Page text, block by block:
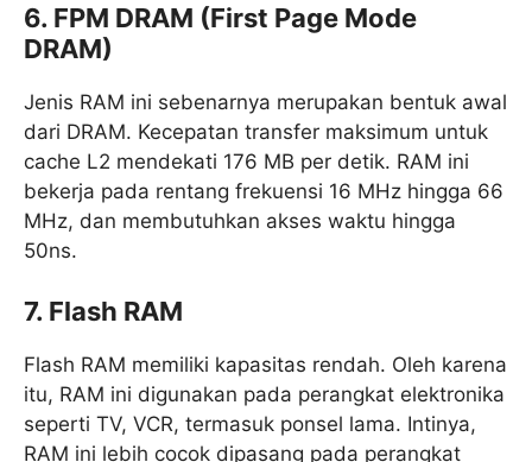
6. FPM DRAM (First Page Mode
DRAM)
Jenis RAM ini sebenarnya merupakan bentuk awal
dari DRAM. Kecepatan transfer maksimum untuk
cache L2 mendekati 176 MB per detik. RAM ini
bekerja pada rentang frekuensi 16 MHz hingga 66
MHz, dan membutuhkan akses waktu hingga
50ns.
7. Flash RAM
Flash RAM memiliki kapasitas rendah. Oleh karena
itu, RAM ini digunakan pada perangkat elektronika
seperti TV, VCR, termasuk ponsel lama. Intinya,
RAM ini lebih cocok dipasang pada perangkat